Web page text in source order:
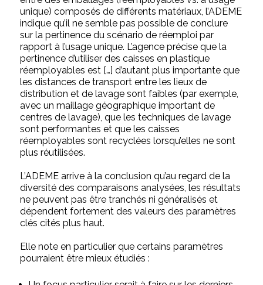
unique) composés de différents matériaux, l’ADEME
indique qu’il ne semble pas possible de conclure
sur la pertinence du scénario de réemploi par
rapport à l’usage unique. L’agence précise que la
pertinence d’utiliser des caisses en plastique
réemployables est […] d’autant plus importante que
les distances de transport entre les lieux de
distribution et de lavage sont faibles (par exemple,
avec un maillage géographique important de
centres de lavage), que les techniques de lavage
sont performantes et que les caisses
réemployables sont recyclées lorsqu’elles ne sont
plus réutilisées.
L’ADEME arrive à la conclusion qu’au regard de la
diversité des comparaisons analysées, les résultats
ne peuvent pas être tranchés ni généralisés et
dépendent fortement des valeurs des paramètres
clés cités plus haut.
Elle note en particulier que certains paramètres
pourraient être mieux étudiés :